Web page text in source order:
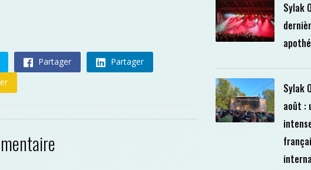
Partager
Partager
Sylak
Sylak
août :